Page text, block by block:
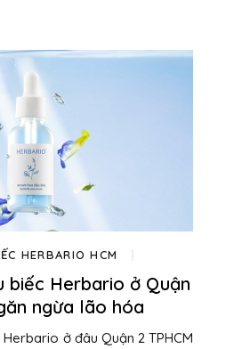
HERBARIO HCM
biếc Herbario ở Quận
ngừa lão hóa
ở đâu Quận 2 TPHCM